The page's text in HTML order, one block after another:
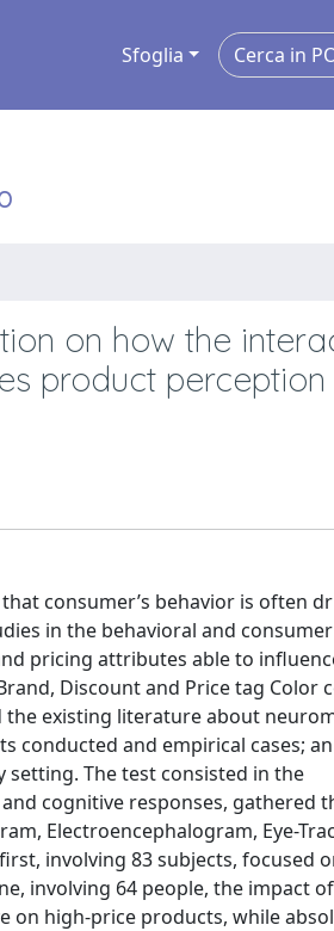
Sfoglia
on how the
product
consumer’s behavior is often
in the behavioral and consumer
pricing attributes able to
Discount and Price tag Color
the existing literature about
conducted and empirical cases; an
The test consisted in the
cognitive responses, gathered
Electroencephalogram, Eye-
involving 83 subjects, focused
involving 64 people, the impact
on high-price products, while